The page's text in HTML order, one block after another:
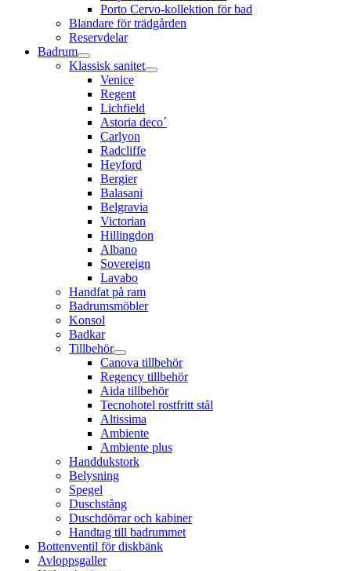
Porto Cervo-kollektion för bad
Blandare för trädgården
Reservdelar
Badrum
Klassisk sanitet
Venice
Regent
Lichfield
Astoria deco´
Carlyon
Radcliffe
Heyford
Bergier
Balasani
Belgravia
Victorian
Hillingdon
Albano
Sovereign
Lavabo
Handfat på ram
Badrumsmöbler
Konsol
Badkar
Tillbehör
Canova tillbehör
Regency tillbehör
Aida tillbehör
Tecnohotel rostfritt stål
Altissima
Ambiente
Ambiente plus
Handdukstork
Belysning
Spegel
Duschstång
Duschdörrar och kabiner
Handtag till badrummet
Bottenventil för diskbänk
Avloppsgaller